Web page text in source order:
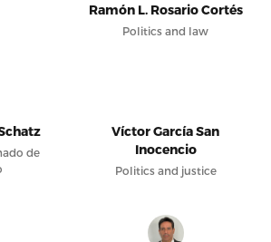
Ramón L. Rosario Cortés
Politics and law
de
Víctor García San
Inocencio
Politics and justice